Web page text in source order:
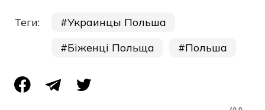
Теги:
Украинцы Польша
Біженці Польща
Польша